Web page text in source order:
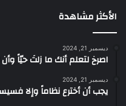
الأكثر مشاهدة
ديسمبر 21, 2024
‫اصرخ لتعلم أنك ما زلتَ حيّاً
ديسمبر 21, 2024
يجب أن أخترع نظاماً وإلا